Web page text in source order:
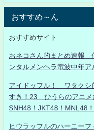
おすすめ～ん
おすすめサイト
おネコさん的まとめ速報
ンタルメンヘラ電波中年
アイドッフル！ ワタクシ
すき！23 ひうらのアニメ
SNH48！JKT48！MNL48
ヒウラッフルのハーニー